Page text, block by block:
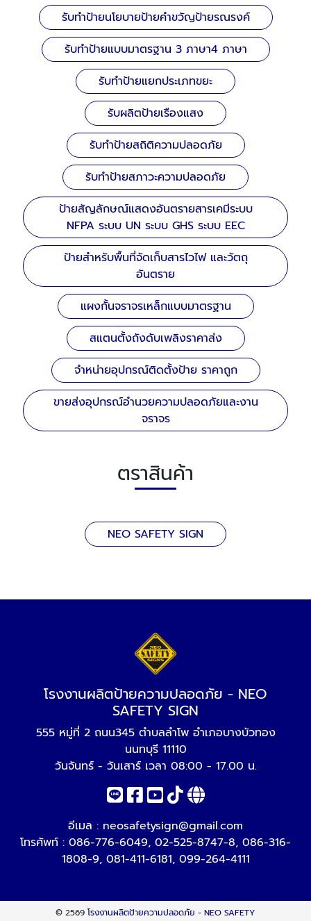
รับทำป้ายนโยบายป้ายคำขวัญป้ายรณรงค์
รับทำป้ายแบบมาตรฐาน 3 ภาษา4 ภาษา
รับทำป้ายแยกประเภทขยะ
รับผลิตป้ายเรืองแสง
รับทำป้ายสถิติความปลอดภัย
รับทำป้ายสภาวะความปลอดภัย
ป้ายสัญลักษณ์แสดงอันตรายสารเคมีระบบ
NFPA ระบบ UN ระบบ GHS ระบบ EEC
ป้ายสำหรับพื้นที่จัดเก็บสารไวไฟ และวัตถุ
อันตราย
แผงกั้นจราจรเหล็กแบบมาตรฐาน
สแตนตั้งถังดับเพลิงราคาส่ง
จำหน่ายอุปกรณ์ติดตั้งป้าย ราคาถูก
ขายส่งอุปกรณ์อำนวยความปลอดภัยและงาน
จราจร
ตราสินค้า
NEO SAFETY SIGN
โรงงานผลิตป้ายความปลอดภัย - NEO
SAFETY SIGN
555 หมู่ที่ 2 ถนน345 ตำบลลำโพ อำเภอบางบัวทอง
นนทบุรี 11110
วันจันทร์ - วันเสาร์ เวลา 08:00 - 17.00 น.
อีเมล : neosafetysign@gmail.com
โทรศัพท์ : 086-776-6049, 02-525-8747-8, 086-316-
1808-9, 081-411-6181, 099-264-4111
© 2569โรงงานผลิตป้ายความปลอดภัย - NEO SAFETY